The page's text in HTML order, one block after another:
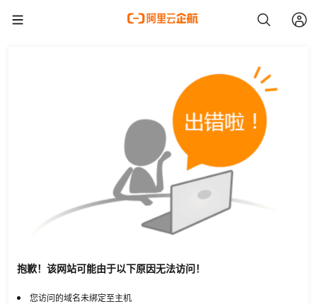
抱歉！该网站可能由于以下原因无法访问！
您访问的域名未绑定至主机